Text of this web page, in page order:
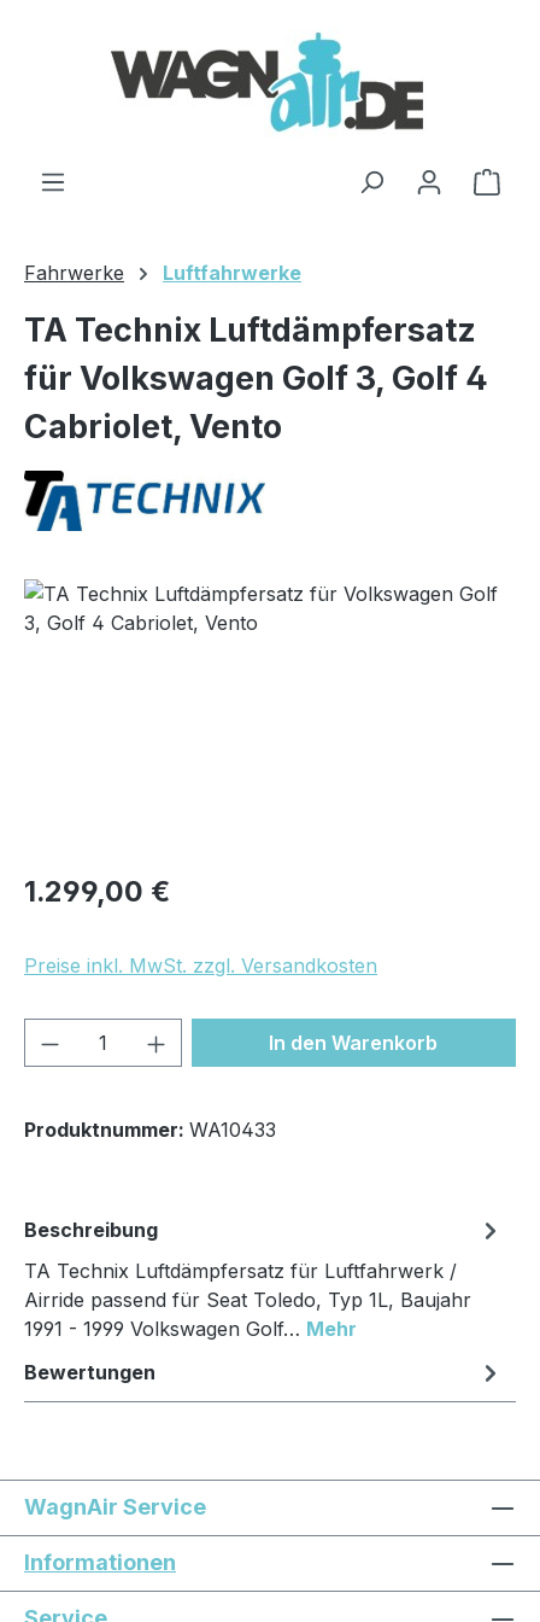
Fahrwerke Luftfahrwerke
TA Technix Luftdämpfersatz
für Volkswagen Golf 3, Golf 4
Cabriolet, Vento
Bildergalerie überspringen
Regulärer Preis:
1.299,00 €
Preise inkl. MwSt. zzgl. Versandkosten
Produkt Anzahl: Gib denIn den Warenkorb
Produktnummer: WA10433
Beschreibung
TA Technix Luftdämpfersatz für Luftfahrwerk /
Airride passend für Seat Toledo, Typ 1L, Baujahr
1991 - 1999 Volkswagen Golf… Mehr
Bewertungen
WagnAir Service
Informationen